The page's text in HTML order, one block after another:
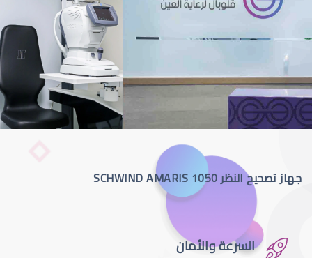
جهاز تصحيح النظر SCHWIND AMARIS 1050
السرعة والأمان